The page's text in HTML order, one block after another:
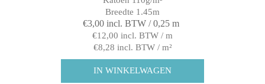
Breedte 1.45m
€3,00 incl. BTW / 0,25 m
€12,00 incl. BTW / m
€8,28 incl. BTW / m²